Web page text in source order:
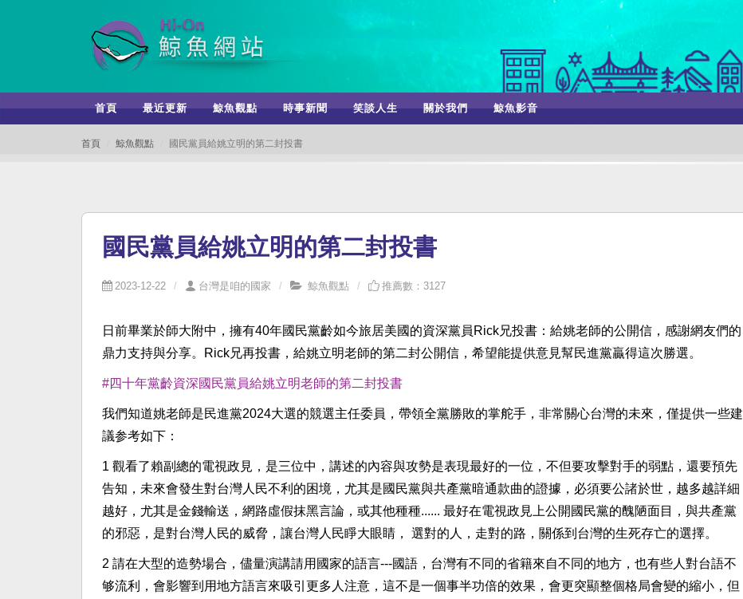
首頁 最近更新 鯨魚觀點 時事新聞 笑談人生 關於我們 鯨魚影音
首頁 鯨魚觀點 國民黨員給姚立明的第二封投書
國民黨員給姚立明的第二封投書
2023-12-22 台灣是咱的國家 鯨魚觀點 推薦數：3127
日前畢業於師大附中，擁有40年國民黨齡如今旅居美國的資深黨員Rick兄投書：給姚老師的公開信，感謝網友們的
鼎力支持與分享。Rick兄再投書，給姚立明老師的第二封公開信，希望能提供意見幫民進黨贏得這次勝選。
#四十年黨齡資深國民黨員給姚立明老師的第二封投書
我們知道姚老師是民進黨2024大選的競選主任委員，帶領全黨勝敗的掌舵手，非常關心台灣的未來，僅提供一些建
議参考如下：
1 觀看了賴副總的電視政見，是三位中，講述的內容與攻勢是表現最好的一位，不但要攻擊對手的弱點，還要預先
告知，未來會發生對台灣人民不利的困境，尤其是國民黨與共產黨暗通款曲的證據，必須要公諸於世，越多越詳細
越好，尤其是金錢輸送，網路虛假抹黑言論，或其他種種...... 最好在電視政見上公開國民黨的醜陋面目，與共產黨
的邪惡，是對台灣人民的威脅，讓台灣人民睜大眼睛， 選對的人，走對的路，關係到台灣的生死存亡的選擇。
2 請在大型的造勢場合，儘量演講請用國家的語言---國語，台灣有不同的省籍來自不同的地方，也有些人對台語不
够流利，會影響到用地方語言來吸引更多人注意，這不是一個事半功倍的效果，會更突顯整個格局會變的縮小，但